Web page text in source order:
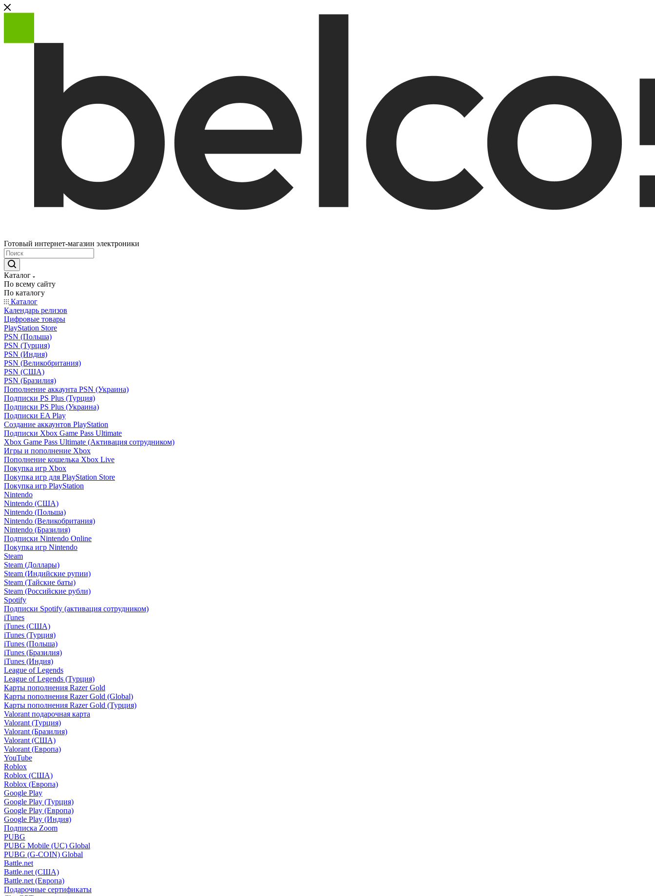
Готовый интернет-магазин электроники
Каталог
По всему сайту
По каталогу
Каталог
Календарь релизов
Цифровые товары
PlayStation Store
PSN (Польша)
PSN (Турция)
PSN (Индия)
PSN (Великобритания)
PSN (США)
PSN (Бразилия)
Пополнение аккаунта PSN (Украина)
Подписки PS Plus (Турция)
Подписки PS Plus (Украина)
Подписки EA Play
Создание аккаунтов PlayStation
Подписки Xbox Game Pass Ultimate
Xbox Game Pass Ultimate (Активация сотрудником)
Игры и пополнение Xbox
Пополнение кошелька Xbox Live
Покупка игр Xbox
Покупка игр для PlayStation Store
Покупка игр PlayStation
Nintendo
Nintendo (США)
Nintendo (Польша)
Nintendo (Великобритания)
Nintendo (Бразилия)
Подписки Nintendo Online
Покупка игр Nintendo
Steam
Steam (Доллары)
Steam (Индийские рупии)
Steam (Тайские баты)
Steam (Российские рубли)
Spotify
Подписки Spotify (активация сотрудником)
iTunes
iTunes (США)
iTunes (Турция)
iTunes (Польша)
iTunes (Бразилия)
iTunes (Индия)
League of Legends
League of Legends (Турция)
Карты пополнения Razer Gold
Карты пополнения Razer Gold (Global)
Карты пополнения Razer Gold (Турция)
Valorant подарочная карта
Valorant (Турция)
Valorant (Бразилия)
Valorant (США)
Valorant (Европа)
YouTube
Roblox
Roblox (США)
Roblox (Европа)
Google Play
Google Play (Турция)
Google Play (Европа)
Google Play (Индия)
Подписка Zoom
PUBG
PUBG Mobile (UC) Global
PUBG (G-COIN) Global
Battle.net
Battle.net (США)
Battle.net (Европа)
Подарочные сертификаты